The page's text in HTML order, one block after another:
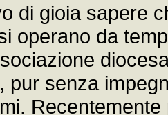
di gioia sapere
operano da
pur senza